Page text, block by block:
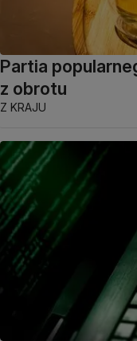
Partia
z obrotu
Z KRAJU